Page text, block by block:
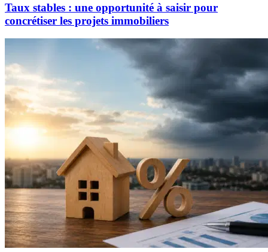
Taux stables : une opportunité à saisir pour
concrétiser les projets immobiliers